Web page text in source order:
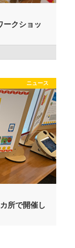
ークショッ
ニュース
所で開催し